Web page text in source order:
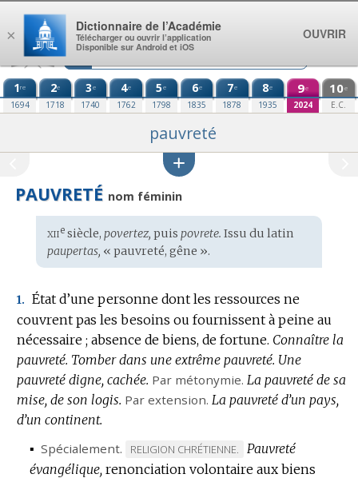
Aller au contenu
1re
1694
2e
1718
3e
1740
4e
1762
5e
1798
6e
1835
7e
1878
8e
1935
9e
2024
10e
E.C.
pauvreté
PAUVRETÉ nom féminin
Étymologie
:
xiiesiècle, povertez, puis povrete. Issu du latin
paupertas, « pauvreté, gêne ».
1. État d’une personne dont les ressources ne
couvrent pas les besoins ou fournissent à peine au
nécessaire ; absence de biens, de fortune. Connaître la
pauvreté. Tomber dans une extrême pauvreté. Une
pauvreté digne, cachée. Par métonymie. La pauvreté de sa
mise, de son logis. Par extension. La pauvreté d’un pays,
d’un continent.
▪ Spécialement.
MARQUE
DE
RELIGION CHRÉTIENNE.
Pauvreté
évangélique, renonciation volontaire aux biens
×
Dictionnaire de l’Académie
Télécharger ou ouvrir l’application
Disponible sur Android et iOS
OUVRIR